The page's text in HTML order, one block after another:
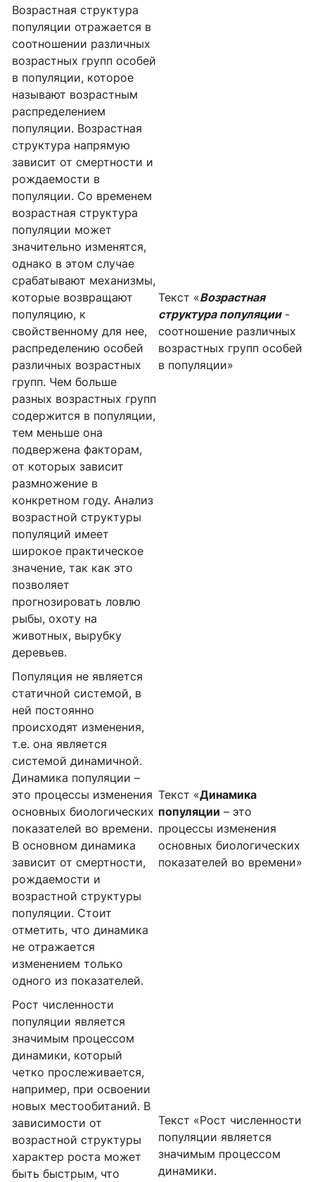
Возрастная структура
популяции отражается в
соотношении различных
возрастных групп особей
в популяции, которое
называют возрастным
распределением
популяции. Возрастная
структура напрямую
зависит от смертности и
рождаемости в
популяции. Со временем
возрастная структура
популяции может
значительно изменятся,
однако в этом случае
срабатывают механизмы,
которые возвращают
популяцию, к
свойственному для нее,
распределению особей
различных возрастных
групп. Чем больше
разных возрастных групп
содержится в популяции,
тем меньше она
подвержена факторам,
от которых зависит
размножение в
конкретном году. Анализ
возрастной структуры
популяций имеет
широкое практическое
значение, так как это
позволяет
прогнозировать ловлю
рыбы, охоту на
животных, вырубку
деревьев.
Текст «Возрастная
структура популяции-
соотношение различных
возрастных групп особей
в популяции»
Популяция не является
статичной системой, в
ней постоянно
происходят изменения,
т.е. она является
системой динамичной.
Динамика популяции –
это процессы изменения
основных биологических
показателей во времени.
В основном динамика
зависит от смертности,
рождаемости и
возрастной структуры
популяции. Стоит
отметить, что динамика
не отражается
изменением только
одного из показателей.
Текст «Динамика
популяции – это
процессы изменения
основных биологических
показателей во времени»
Рост численности
популяции является
значимым процессом
динамики, который
четко прослеживается,
например, при освоении
новых местообитаний. В
зависимости от
возрастной структуры
характер роста может
быть быстрым, что
Текст «Рост численности
популяции является
значимым процессом
динамики.